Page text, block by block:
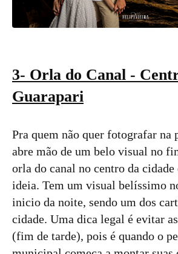
3- Orla do Canal -
Guarapari
Pra quem não quer fotografar na
abre mão de um belo visual no
orla do canal no centro da cidade
ideia. Tem um visual belíssimo
inicio da noite, sendo um dos
cidade. Uma dica legal é evitar
(fim de tarde), pois é quando o